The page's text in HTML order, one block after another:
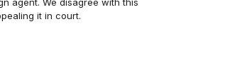
it in court.